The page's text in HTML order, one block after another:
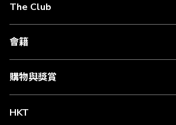
The Club
關於 The Club
合作夥伴
媒體中心
會籍
會籍及專屬禮遇
賺取積分
購物與獎賞
物流與配送
Club Shopping 商品領取站
HKT